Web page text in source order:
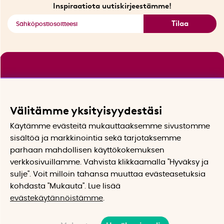
Inspiraatiota uutiskirjeestämme!
Tilaa
Välitämme yksityisyydestäsi
Käytämme evästeitä mukauttaaksemme sivustomme
sisältöä ja markkinointia sekä tarjotaksemme
parhaan mahdollisen käyttökokemuksen
verkkosivuillamme. Vahvista klikkaamalla "Hyväksy ja
sulje". Voit milloin tahansa muuttaa evästeasetuksia
kohdasta "Mukauta". Lue lisää
evästekäytännöistämme